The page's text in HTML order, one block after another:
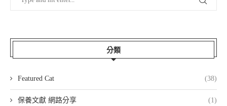
分類
Featured Cat (38)
保養文獻 網路分享 (1)